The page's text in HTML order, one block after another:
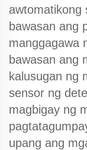
awtomatikong
bawasan ang
manggagawa
bawasan ang
kalusugan ng
sensor ng
magbigay ng
upang ang